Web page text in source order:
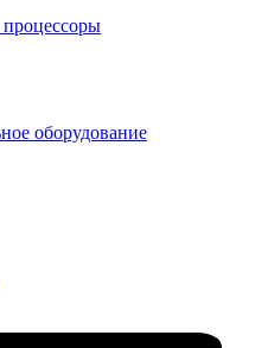
оборудование